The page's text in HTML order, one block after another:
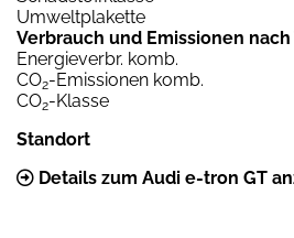
Umweltplakette
Verbrauch und Emissionen nach
Energieverbr. komb.
CO2-Emissionen komb.
CO2-Klasse
Standort
Details zum Audi e-tron GT